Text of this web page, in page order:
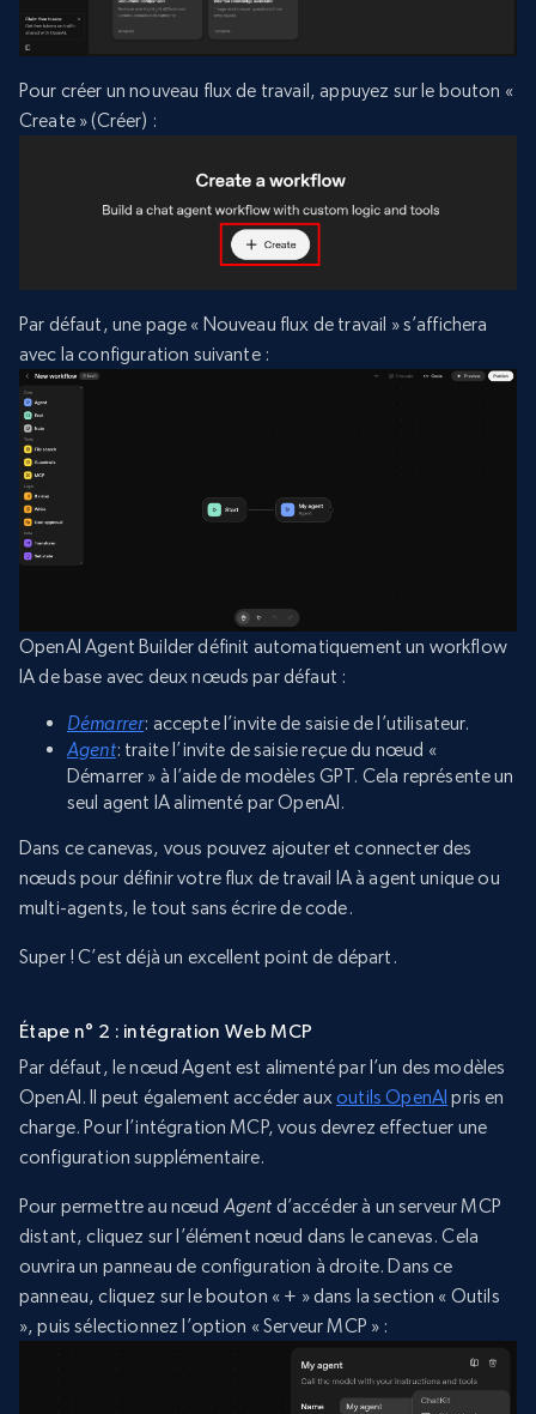
Pour créer un nouveau flux de travail, appuyez sur le bouton «
Create » (Créer) :
Par défaut, une page « Nouveau flux de travail » s’affichera
avec la configuration suivante :
OpenAI Agent Builder définit automatiquement un workflow
IA de base avec deux nœuds par défaut :
Démarrer: accepte l’invite de saisie de l’utilisateur.
Agent: traite l’invite de saisie reçue du nœud «
Démarrer » à l’aide de modèles GPT. Cela représente un
seul agent IA alimenté par OpenAI.
Dans ce canevas, vous pouvez ajouter et connecter des
nœuds pour définir votre flux de travail IA à agent unique ou
multi-agents, le tout sans écrire de code.
Super ! C’est déjà un excellent point de départ.
Étape n° 2 : intégration Web MCP
Par défaut, le nœud Agent est alimenté par l’un des modèles
OpenAI. Il peut également accéder auxoutils OpenAI pris en
charge. Pour l’intégration MCP, vous devrez effectuer une
configuration supplémentaire.
Pour permettre au nœud Agent d’accéder à un serveur MCP
distant, cliquez sur l’élément nœud dans le canevas. Cela
ouvrira un panneau de configuration à droite. Dans ce
panneau, cliquez sur le bouton « + » dans la section « Outils
», puis sélectionnez l’option « Serveur MCP » :